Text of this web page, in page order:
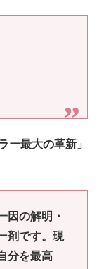
ー最大の革新」
因の解明・
剤です。現
分を最高